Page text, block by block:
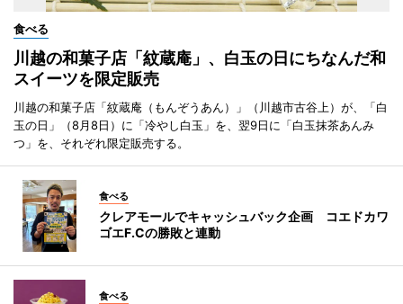
食べる
川越の和菓子店「紋蔵庵」、白玉の日にちなんだ和
スイーツを限定販売
川越の和菓子店「紋蔵庵（もんぞうあん）」（川越市古谷上）が、「白
玉の日」（8月8日）に「冷やし白玉」を、翌9日に「白玉抹茶あんみ
つ」を、それぞれ限定販売する。
食べる
クレアモールでキャッシュバック企画 コエドカワ
ゴエF.Cの勝敗と連動
食べる